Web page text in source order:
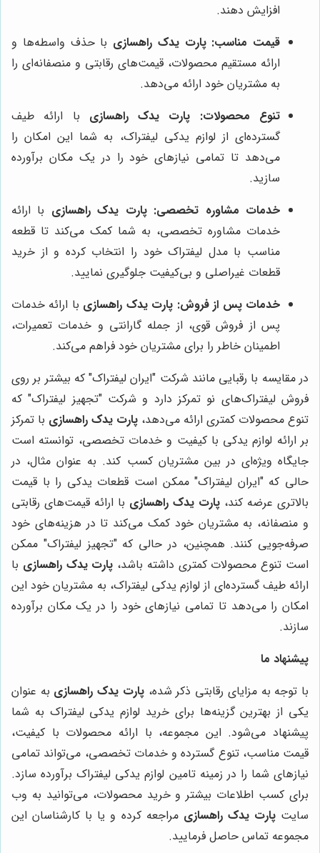
افزایش دهند.
قیمت مناسب: پارت یدک راهسازی با حذف واسطه‌ها و
ارائه مستقیم محصولات، قیمت‌های رقابتی و منصفانه‌ای را
به مشتریان خود ارائه می‌دهد.
تنوع محصولات: پارت یدک راهسازی با ارائه طیف
گسترده‌ای از لوازم یدکی لیفتراک، به شما این امکان را
می‌دهد تا تمامی نیازهای خود را در یک مکان برآورده
سازید.
خدمات مشاوره تخصصی: پارت یدک راهسازی با ارائه
خدمات مشاوره تخصصی، به شما کمک می‌کند تا قطعه
مناسب با مدل لیفتراک خود را انتخاب کرده و از خرید
قطعات غیراصلی و بی‌کیفیت جلوگیری نمایید.
خدمات پس از فروش: پارت یدک راهسازی با ارائه خدمات
پس از فروش قوی، از جمله گارانتی و خدمات تعمیرات،
اطمینان خاطر را برای مشتریان خود فراهم می‌کند.
در مقایسه با رقبایی مانند شرکت "ایران لیفتراک" که بیشتر بر روی
فروش لیفتراک‌های نو تمرکز دارد و شرکت "تجهیز لیفتراک" که
تنوع محصولات کمتری ارائه می‌دهد، پارت یدک راهسازی با تمرکز
بر ارائه لوازم یدکی با کیفیت و خدمات تخصصی، توانسته است
جایگاه ویژه‌ای در بین مشتریان کسب کند. به عنوان مثال، در
حالی که "ایران لیفتراک" ممکن است قطعات یدکی را با قیمت
بالاتری عرضه کند، پارت یدک راهسازی با ارائه قیمت‌های رقابتی
و منصفانه، به مشتریان خود کمک می‌کند تا در هزینه‌های خود
صرفه‌جویی کنند. همچنین، در حالی که "تجهیز لیفتراک" ممکن
است تنوع محصولات کمتری داشته باشد، پارت یدک راهسازی با
ارائه طیف گسترده‌ای از لوازم یدکی لیفتراک، به مشتریان خود این
امکان را می‌دهد تا تمامی نیازهای خود را در یک مکان برآورده
سازند.
پیشنهاد ما
با توجه به مزایای رقابتی ذکر شده،پارت یدک راهسازی به عنوان
یکی از بهترین گزینه‌ها برای خرید لوازم یدکی لیفتراک به شما
پیشنهاد می‌شود. این مجموعه، با ارائه محصولات با کیفیت،
قیمت مناسب، تنوع گسترده و خدمات تخصصی، می‌تواند تمامی
نیازهای شما را در زمینه تامین لوازم یدکی لیفتراک برآورده سازد.
برای کسب اطلاعات بیشتر و خرید محصولات، می‌توانید به وب
سایتپارت یدک راهسازی مراجعه کرده و یا با کارشناسان این
مجموعه تماس حاصل فرمایید.